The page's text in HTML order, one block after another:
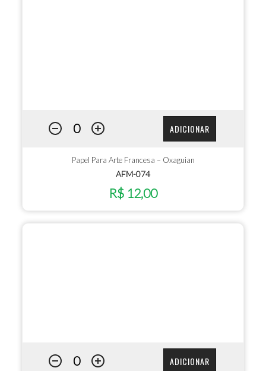
ADICIONAR
Papel Para Arte Francesa – Oxaguian
AFM-074
R$ 12,00
ADICIONAR